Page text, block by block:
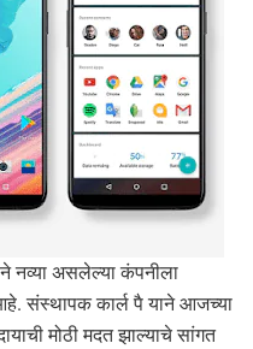
नव्या असलेल्या कंपनीला
संस्थापक कार्ल पै याने आजच्या
मोठी मदत झाल्याचे सांगत